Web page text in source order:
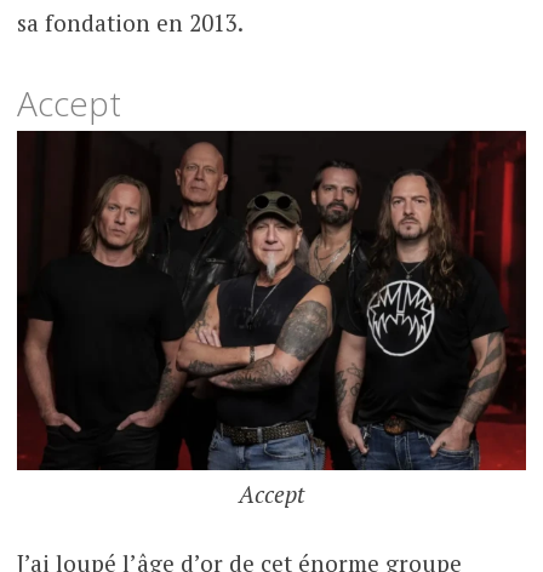
sa fondation en 2013.
Accept
Accept
J’ai loupé l’âge d’or de cet énorme groupe